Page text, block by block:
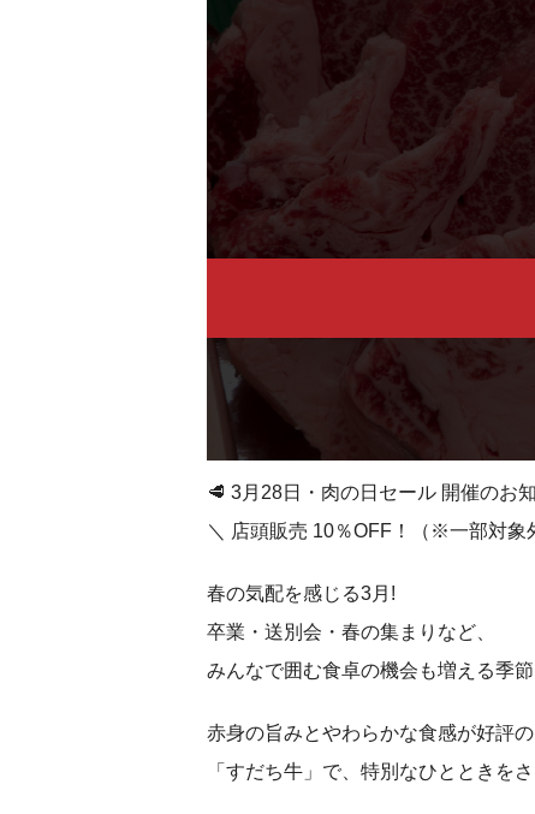
🥩 3月28日・肉の日セール 開催のお
＼ 店頭販売 10％OFF！（※一部対象
春の気配を感じる3月!
卒業・送別会・春の集まりなど、
みんなで囲む食卓の機会も増える季節
赤身の旨みとやわらかな食感が好評の
「すだち牛」で、特別なひとときを